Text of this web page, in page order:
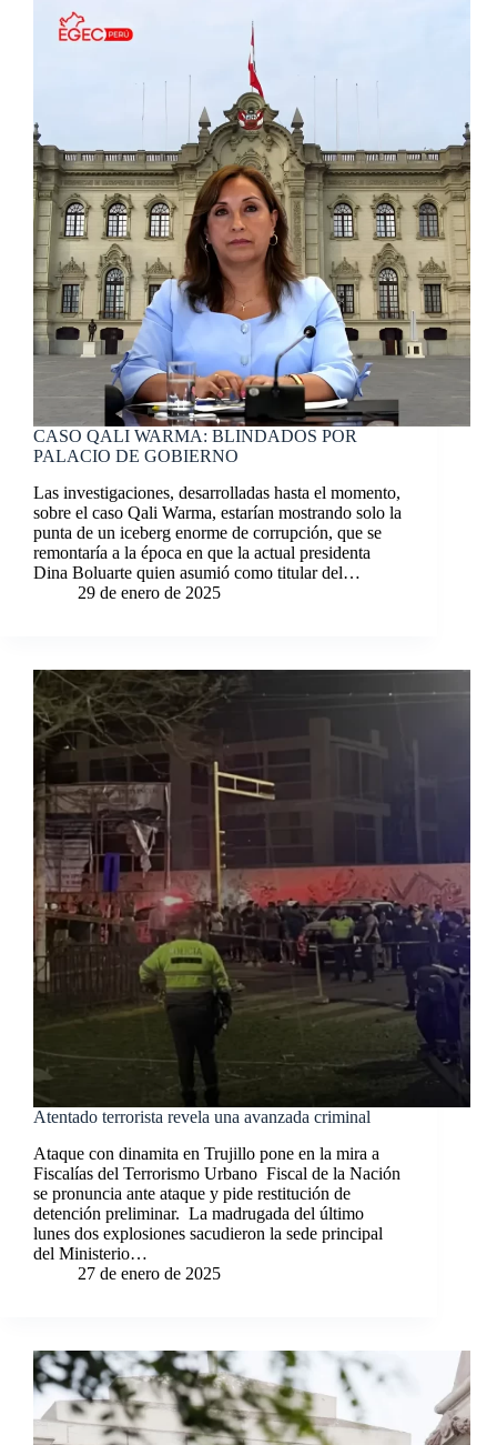
CASO QALI WARMA: BLINDADOS POR
PALACIO DE GOBIERNO
Las investigaciones, desarrolladas hasta el momento,
sobre el caso Qali Warma, estarían mostrando solo la
punta de un iceberg enorme de corrupción, que se
remontaría a la época en que la actual presidenta
Dina Boluarte quien asumió como titular del…
29 de enero de 2025
Atentado terrorista revela una avanzada criminal
Ataque con dinamita en Trujillo pone en la mira a
Fiscalías del Terrorismo Urbano Fiscal de la Nación
se pronuncia ante ataque y pide restitución de
detención preliminar. La madrugada del último
lunes dos explosiones sacudieron la sede principal
del Ministerio…
27 de enero de 2025